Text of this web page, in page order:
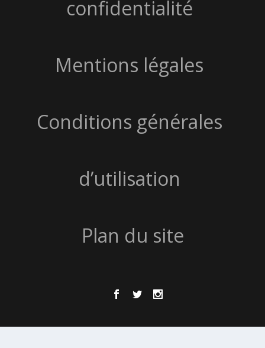
confidentialité
Mentions légales
Conditions générales
d’utilisation
Plan du site